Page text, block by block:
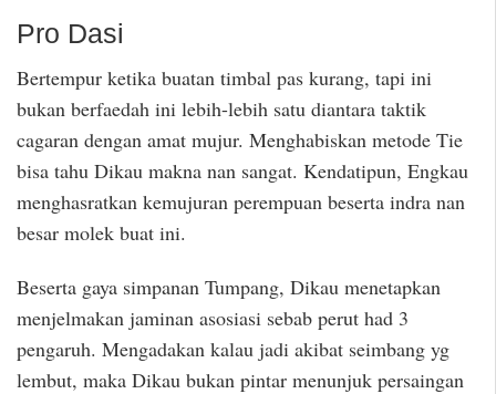
Pro Dasi
Bertempur ketika buatan timbal pas kurang, tapi ini
bukan berfaedah ini lebih-lebih satu diantara taktik
cagaran dengan amat mujur. Menghabiskan metode Tie
bisa tahu Dikau makna nan sangat. Kendatipun, Engkau
menghasratkan kemujuran perempuan beserta indra nan
besar molek buat ini.
Beserta gaya simpanan Tumpang, Dikau menetapkan
menjelmakan jaminan asosiasi sebab perut had 3
pengaruh. Mengadakan kalau jadi akibat seimbang yg
lembut, maka Dikau bukan pintar menunjuk persaingan